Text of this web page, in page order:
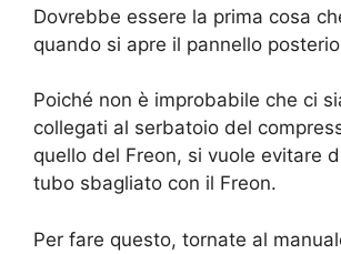
Dovrebbe essere la prima cosa
quando si apre il pannello
Poiché non è improbabile che ci
collegati al serbatoio del
quello del Freon, si vuole evitare
tubo sbagliato con il Freon.
Per fare questo, tornate al